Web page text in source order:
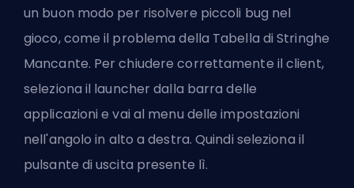
un buon modo per risolvere piccoli bug nel
gioco, come il problema della Tabella di Stringhe
Mancante. Per chiudere correttamente il client,
seleziona il launcher dalla barra delle
applicazioni e vai al menu delle impostazioni
nell'angolo in alto a destra. Quindi seleziona il
pulsante di uscita presente lì.